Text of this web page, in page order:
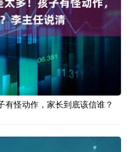
怪动作，家长到底该信谁？